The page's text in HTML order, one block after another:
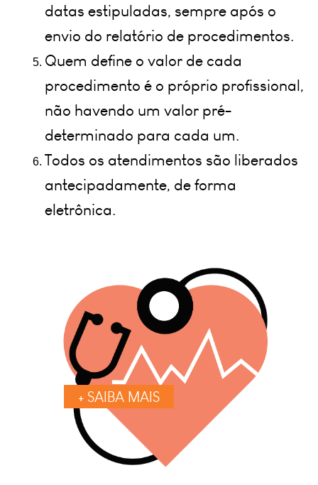
datas estipuladas, sempre após o
envio do relatório de procedimentos.
Quem define o valor de cada
procedimento é o próprio profissional,
não havendo um valor pré-
determinado para cada um.
Todos os atendimentos são liberados
antecipadamente, de forma
eletrônica.
+ SAIBA MAIS